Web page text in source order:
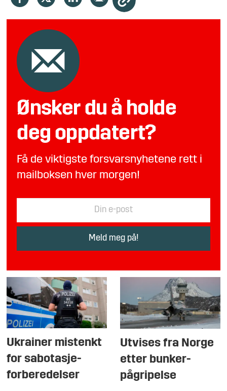
Ønsker du å holde
deg oppdatert?
Få de viktigste forsvarsnyhetene rett i
mailboksen hver morgen!
Ukrainer mistenkt
for sabotasje-
forberedelser
Utvises fra Norge
etter bunker-
pågripelse